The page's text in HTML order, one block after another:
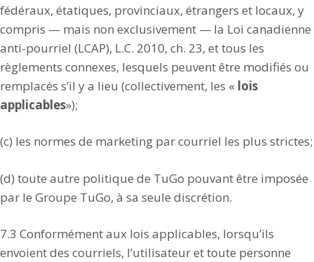
fédéraux, étatiques, provinciaux, étrangers et locaux, y
compris — mais non exclusivement — la Loi canadienne
anti-pourriel (LCAP), L.C. 2010, ch. 23, et tous les
règlements connexes, lesquels peuvent être modifiés ou
remplacés s’il y a lieu (collectivement, les « lois
applicables»);
(c) les normes de marketing par courriel les plus strictes;
(d) toute autre politique de TuGo pouvant être imposée
par le Groupe TuGo, à sa seule discrétion.
7.3 Conformément aux lois applicables, lorsqu’ils
envoient des courriels, l’utilisateur et toute personne